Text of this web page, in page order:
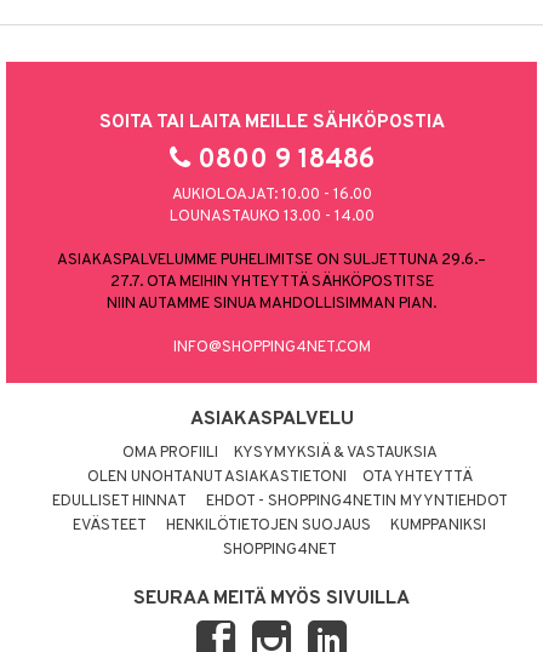
SOITA TAI LAITA MEILLE SÄHKÖPOSTIA
0800 9 18486
AUKIOLOAJAT: 10.00 - 16.00
LOUNASTAUKO 13.00 - 14.00
ASIAKASPALVELUMME PUHELIMITSE ON SULJETTUNA 29.6.–
27.7. OTA MEIHIN YHTEYTTÄ SÄHKÖPOSTITSE
NIIN AUTAMME SINUA MAHDOLLISIMMAN PIAN.
INFO@SHOPPING4NET.COM
ASIAKASPALVELU
OMA PROFIILI
KYSYMYKSIÄ & VASTAUKSIA
OLEN UNOHTANUT ASIAKASTIETONI
OTA YHTEYTTÄ
EDULLISET HINNAT
EHDOT - SHOPPING4NETIN MYYNTIEHDOT
EVÄSTEET
HENKILÖTIETOJEN SUOJAUS
KUMPPANIKSI
SHOPPING4NET
SEURAA MEITÄ MYÖS SIVUILLA